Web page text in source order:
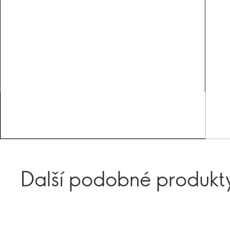
Další podobné